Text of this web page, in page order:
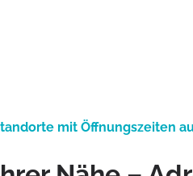
mit Öffnungszeiten